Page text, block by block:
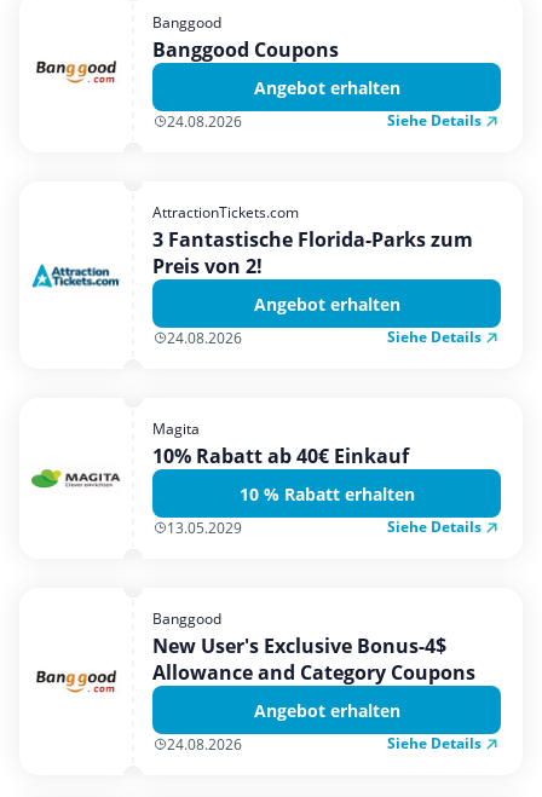
Banggood
Banggood Coupons
Angebot erhalten
24.08.2026 Siehe Details
AttractionTickets.com
3 Fantastische Florida-Parks zum
Preis von 2!
Angebot erhalten
24.08.2026 Siehe Details
Magita
10% Rabatt ab 40€ Einkauf
10 % Rabatt erhalten
13.05.2029 Siehe Details
Banggood
New User's Exclusive Bonus-4$
Allowance and Category Coupons
Angebot erhalten
24.08.2026 Siehe Details